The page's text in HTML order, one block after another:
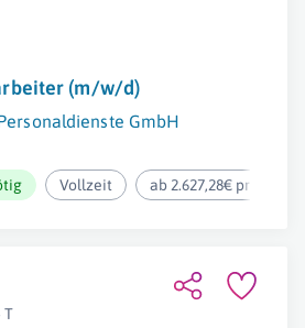
(m/w/d)
GmbH
Vollzeit ab 2.627,28€ pro
T